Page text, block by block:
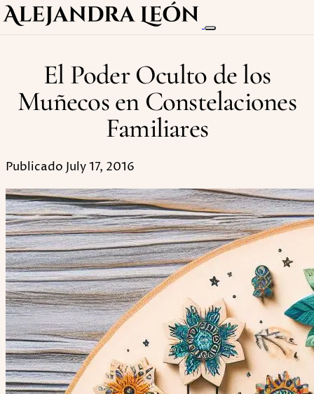
El Poder Oculto de los
Muñecos en Constelaciones
Familiares
Publicado July 17, 2016